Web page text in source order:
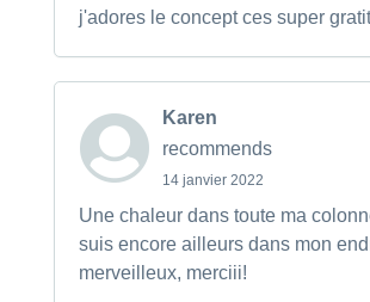
j'adores le concept ces super
Karen
recommends
14 janvier 2022
Une chaleur dans toute ma
suis encore ailleurs dans mon
merveilleux, merciii!